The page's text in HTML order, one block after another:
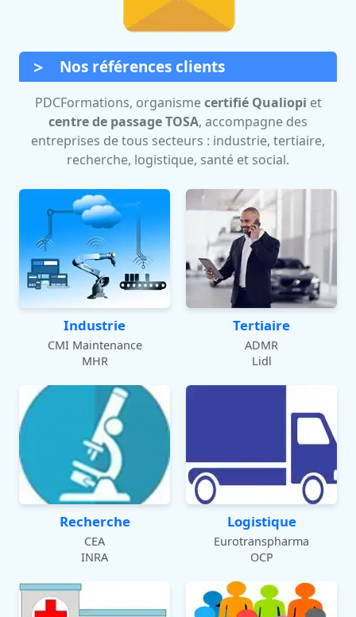
Nos références clients
PDCFormations, organismecertifié Qualiopi et
centre de passage TOSA, accompagne des
entreprises de tous secteurs : industrie, tertiaire,
recherche, logistique, santé et social.
Industrie
CMI Maintenance
MHR
Tertiaire
ADMR
Lidl
Recherche
CEA
INRA
Logistique
Eurotranspharma
OCP